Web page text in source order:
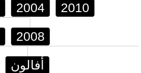
2004 2010
2008
أفالون